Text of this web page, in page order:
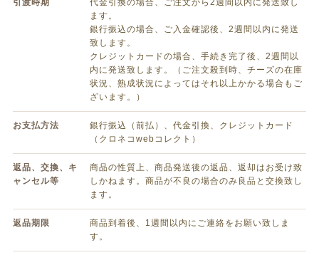
引渡時期
代金引換の場合、ご注文から2週間以内に発送致し
ます。
銀行振込の場合、ご入金確認後、2週間以内に発送
致します。
クレジットカードの場合、手続き完了後、2週間以
内に発送致します。（ご注文殺到時、チーズの在庫
状況、熟成状況によってはそれ以上かかる場合もご
ざいます。）
お支払方法
銀行振込（前払）、代金引換、クレジットカード
（クロネコwebコレクト）
返品、交換、キ
ャンセル等
商品の性質上、商品発送後の返品、返却はお受け致
しかねます。商品が不良の場合のみ良品と交換致し
ます。
返品期限
商品到着後、1週間以内にご連絡をお願い致しま
す。